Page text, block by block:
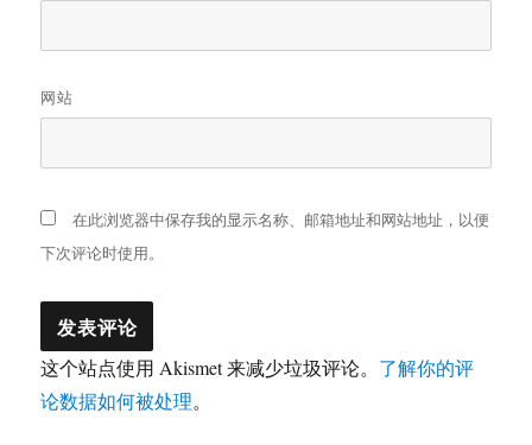
网站
在此浏览器中保存我的显示名称、邮箱地址和网站地址，以便
下次评论时使用。
这个站点使用 Akismet 来减少垃圾评论。 了解你的评
论数据如何被处理。